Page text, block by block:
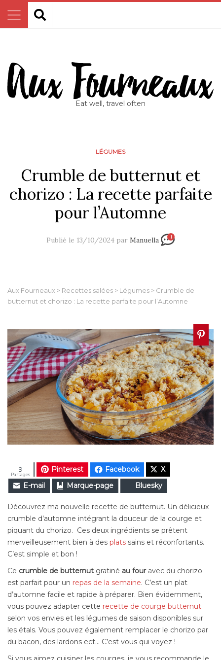
Eat well, travel often
LÉGUMES
Crumble de butternut et
chorizo : La recette parfaite
pour l’Automne
Publié le 13/10/2024 par Manuella 1
Aux Fourneaux > Recettes salées > Légumes > Crumble de
butternut et chorizo : La recette parfaite pour l’Automne
Pinterest Facebook
X
E-mail
Marque-page Bluesky
Partages
9
Découvrez ma nouvelle recette de butternut. Un délicieux
crumble d’automne intégrant la douceur de la courge et
piquant du chorizo. Ces deux ingrédients se prêtent
merveilleusement bien à des plats sains et réconfortants.
C’est simple et bon !
Ce crumble de butternut gratiné au fouravec du chorizo
est parfait pour un repas de la semaine. C’est un plat
d’automne facile et rapide à préparer. Bien évidemment,
vous pouvez adapter cette recette de courge butternut
selon vos envies et les légumes de saison disponibles sur
les étals. Vous pouvez également remplacer le chorizo par
du bacon, des lardons ect… C’est vous qui voyez !